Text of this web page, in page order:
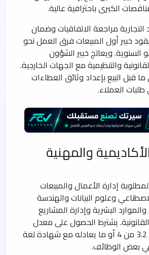
الكبرى باحترافية عالية.
مراجعة الاتفاقيات وضمان
يقود خبير أول المبيعات فرق العمل نحو
ويعالج خبير الشؤون
والتنظيمية مع الجهات الخارجية.
قبل البيع بإعداد وثائق العطاءات
العملاء.
والمهنية
إدارة الأعمال والمبيعات
وعلوم البيانات والهندسة
البشرية وإدارة المشاريع
يشترط الحصول على معدل
تراكمي لا يقل عن 3.2 من 4 أو ما يعادله مع شهادة لغة
بعض الوظائف.